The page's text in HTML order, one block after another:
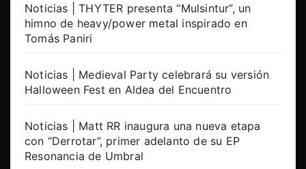
Noticias | THYTER presenta “Mulsintur”, un
himno de heavy/power metal inspirado en
Tomás Paniri
Noticias | Medieval Party celebrará su versión
Halloween Fest en Aldea del Encuentro
Noticias | Matt RR inaugura una nueva etapa
con “Derrotar”, primer adelanto de su EP
Resonancia de Umbral